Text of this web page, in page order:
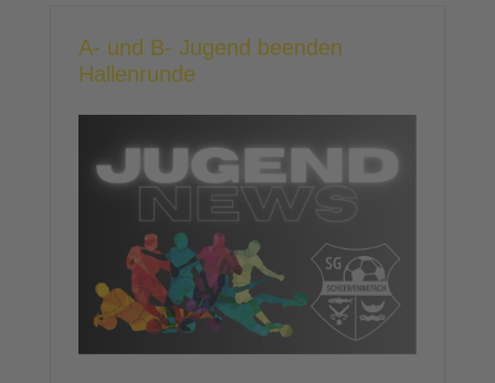
A- und B- Jugend beenden
Hallenrunde